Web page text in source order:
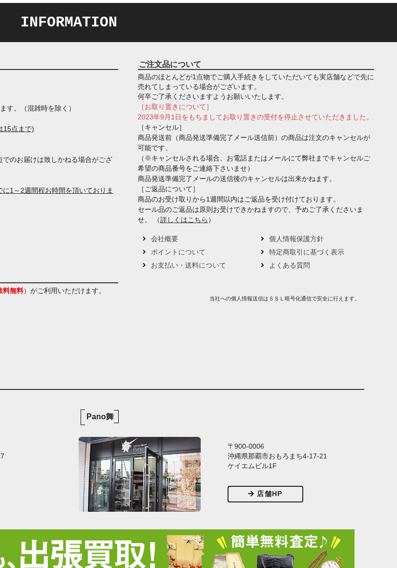
INFORMATION
す。（混雑時を除く）
15点まで)
のお届けは致しかねる場合がござ
1～2週間程お時間を頂いておりま
料無料） がご利用いただけます。
ご注文品について
商品のほとんどが1点物でご購入手続きをしていただいても実店舗などで先に
売れてしまっている場合がございます。
何卒ご了承くださいますようお願いいたします。
［お取り置きについて］
2023年9月1日をもちましてお取り置きの受付を停止させていただきました。
［キャンセル］
商品発送前（商品発送準備完了メール送信前）の商品は注文のキャンセルが
可能です。
（※キャンセルされる場合、お電話またはメールにて弊社までキャンセルご
希望の商品番号をご連絡下さいませ）
商品発送準備完了メールの送信後のキャンセルは出来かねます。
［ご返品について］
商品のお受け取りから1週間以内はご返品を受け付けております。
セール品のご返品は原則お受けできかねますので、予めご了承くださいま
せ。 （詳しくはこちら ）
会社概要
ポイントについて
お支払い・送料について
個人情報保護方針
特定商取引に基づく表示
よくある質問
当社への個人情報送信はＳＳＬ暗号化通信で安全に行えます。
Pano舞
〒900-0006
沖縄県那覇市おもろまち4-17-21
ケイエムビル1F
店舗HP